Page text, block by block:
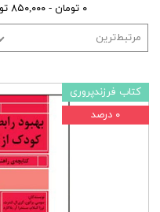
۰ تومان - ۸۵۰,۰۰۰ تومان
مرتبط‌ترین
کتاب فرزندپروری
۰ درصد